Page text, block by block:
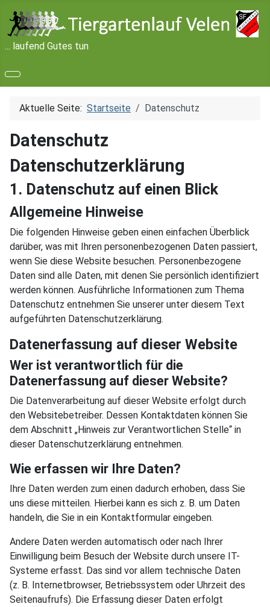
... laufend Gutes tun
Aktuelle Seite: Startseite Datenschutz
Datenschutz
Datenschutz­erklärung
1. Datenschutz auf einen Blick
Allgemeine Hinweise
Die folgenden Hinweise geben einen einfachen Überblick
darüber, was mit Ihren personenbezogenen Daten passiert,
wenn Sie diese Website besuchen. Personenbezogene
Daten sind alle Daten, mit denen Sie persönlich identifiziert
werden können. Ausführliche Informationen zum Thema
Datenschutz entnehmen Sie unserer unter diesem Text
aufgeführten Datenschutzerklärung.
Datenerfassung auf dieser Website
Wer ist verantwortlich für die
Datenerfassung auf dieser Website?
Die Datenverarbeitung auf dieser Website erfolgt durch
den Websitebetreiber. Dessen Kontaktdaten können Sie
dem Abschnitt „Hinweis zur Verantwortlichen Stelle“ in
dieser Datenschutzerklärung entnehmen.
Wie erfassen wir Ihre Daten?
Ihre Daten werden zum einen dadurch erhoben, dass Sie
uns diese mitteilen. Hierbei kann es sich z. B. um Daten
handeln, die Sie in ein Kontaktformular eingeben.
Andere Daten werden automatisch oder nach Ihrer
Einwilligung beim Besuch der Website durch unsere IT-
Systeme erfasst. Das sind vor allem technische Daten
(z. B. Internetbrowser, Betriebssystem oder Uhrzeit des
Seitenaufrufs). Die Erfassung dieser Daten erfolgt